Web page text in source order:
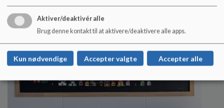
Aktiver/deaktivér alle
Brug denne kontakt til at aktivere/deaktivere alle apps.
Kun nødvendige Accepter valgte Accepter alle